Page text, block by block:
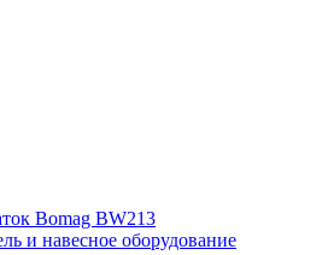
Bomag BW213
и навесное оборудование